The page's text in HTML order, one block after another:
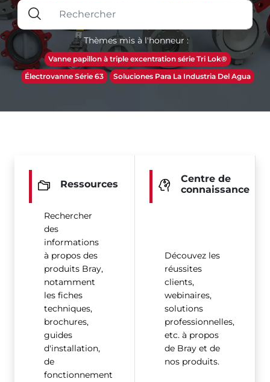
Thèmes mis à l'honneur :
Vanne papillon à triple excentration série Tri Lok®
Électrovanne Série 63
Soluciones Para La Industria Del Agua
Ressources
Rechercher
des
informations
à propos des
produits Bray,
notamment
les fiches
techniques,
brochures,
guides
d'installation,
de
fonctionnement
Centre de
connaissance
Découvez les
réussites
clients,
webinaires,
solutions
professionnelles,
etc. à propos
de Bray et de
nos produits.